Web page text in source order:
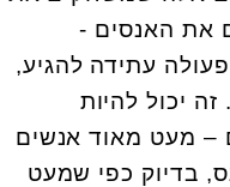
את האנסים -
עתידה להגיע,
יכול להיות
– מעט מאוד אנשים
בדיוק כפי שמעט